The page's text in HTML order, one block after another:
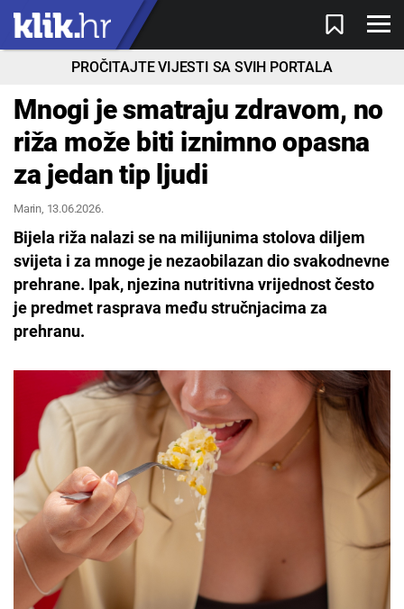
PROČITAJTE VIJESTI SA SVIH PORTALA
Mnogi je smatraju zdravom, no
riža može biti iznimno opasna
za jedan tip ljudi
Marin, 13.06.2026.
Bijela riža nalazi se na milijunima stolova diljem
svijeta i za mnoge je nezaobilazan dio svakodnevne
prehrane. Ipak, njezina nutritivna vrijednost često
je predmet rasprava među stručnjacima za
prehranu.